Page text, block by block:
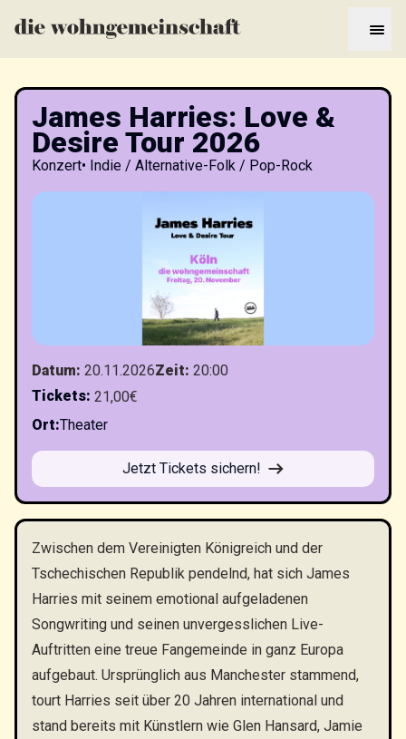
James Harries: Love &
Desire Tour 2026
Konzert• Indie / Alternative-Folk / Pop-Rock
Datum: 20.11.2026Zeit: 20:00
Tickets: 21,00€
Ort:Theater
Jetzt Tickets sichern!
Zwischen dem Vereinigten Königreich und der
Tschechischen Republik pendelnd, hat sich James
Harries mit seinem emotional aufgeladenen
Songwriting und seinen unvergesslichen Live-
Auftritten eine treue Fangemeinde in ganz Europa
aufgebaut. Ursprünglich aus Manchester stammend,
tourt Harries seit über 20 Jahren international und
stand bereits mit Künstlern wie Glen Hansard, Jamie